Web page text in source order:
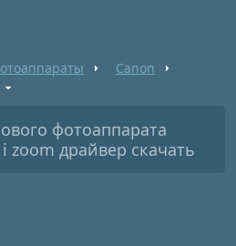
Canon
фотоаппарата
zoom драйвер скачать